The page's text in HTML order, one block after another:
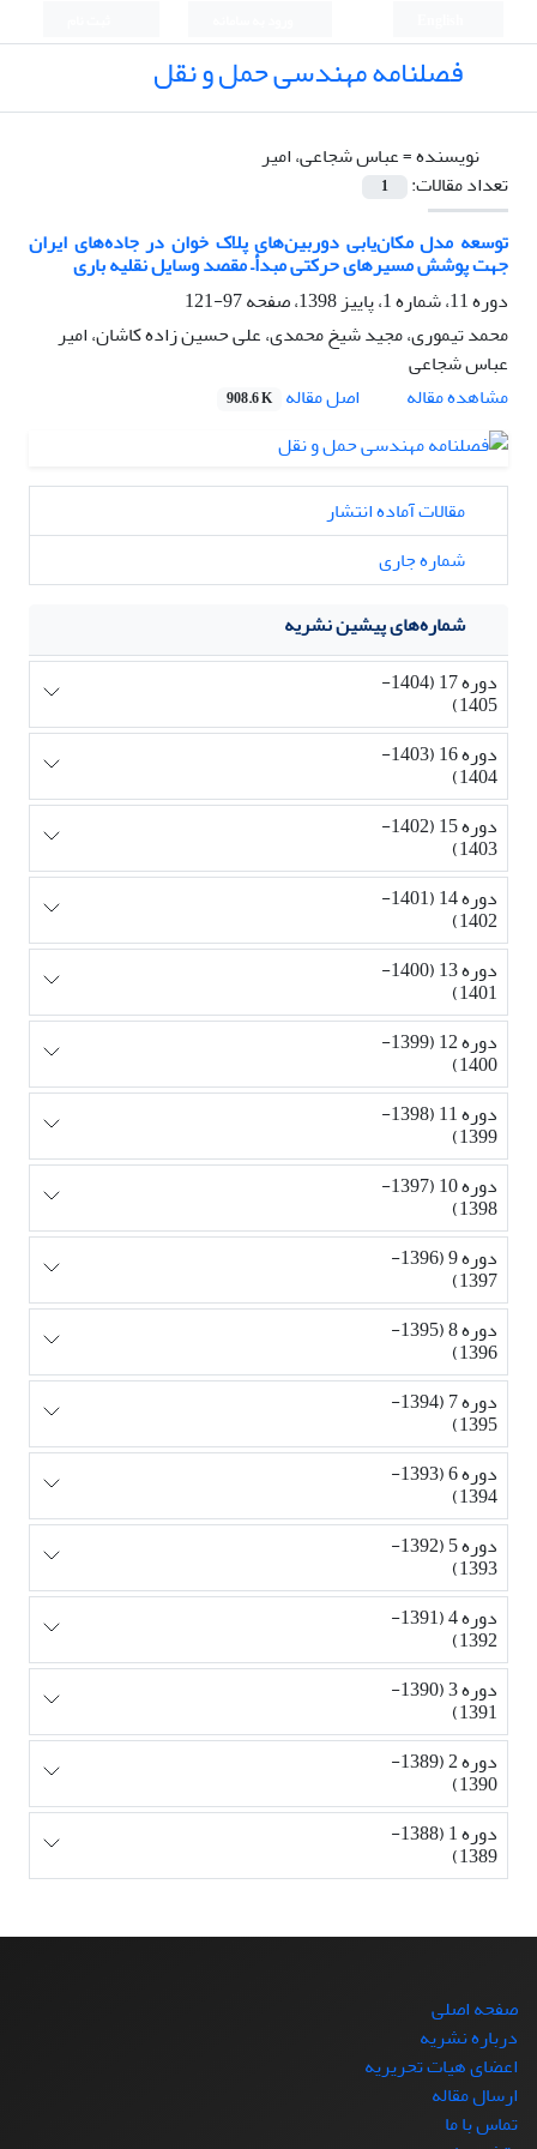
فصلنامه مهندسی حمل و نقل
نویسنده =عباس شجاعی، امیر
تعداد مقالات:
1
توسعه مدل مکان‌یابی دوربین‌های پلاک خوان در جاده‌های ایران
جهت پوشش مسیرهای حرکتی مبدأ– مقصد وسایل نقلیه باری
دوره 11، شماره 1، پاییز 1398، صفحه
97-121
محمد تیموری، مجید شیخ محمدی، علی حسین زاده کاشان، امیر
عباس شجاعی
مشاهده مقاله
اصل مقاله 908.6 K
مقالات آماده انتشار
شماره جاری
شماره‌های پیشین نشریه
دوره 17 (1404-
1405)
دوره 16 (1403-
1404)
دوره 15 (1402-
1403)
دوره 14 (1401-
1402)
دوره 13 (1400-
1401)
دوره 12 (1399-
1400)
دوره 11 (1398-
1399)
دوره 10 (1397-
1398)
دوره 9 (1396-
1397)
دوره 8 (1395-
1396)
دوره 7 (1394-
1395)
دوره 6 (1393-
1394)
دوره 5 (1392-
1393)
دوره 4 (1391-
1392)
دوره 3 (1390-
1391)
دوره 2 (1389-
1390)
دوره 1 (1388-
1389)
صفحه اصلی
درباره نشریه
اعضای هیات تحریریه
ارسال مقاله
تماس با ما